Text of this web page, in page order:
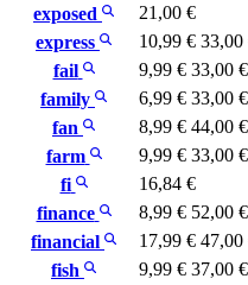
exposed
21,00 €
express
10,99 € 33,00
fail
9,99 € 33,00 €
family
6,99 € 33,00 €
fan
8,99 € 44,00 €
farm
9,99 € 33,00 €
fi
16,84 €
finance
8,99 € 52,00 €
financial
17,99 € 47,00
fish
9,99 € 37,00 €